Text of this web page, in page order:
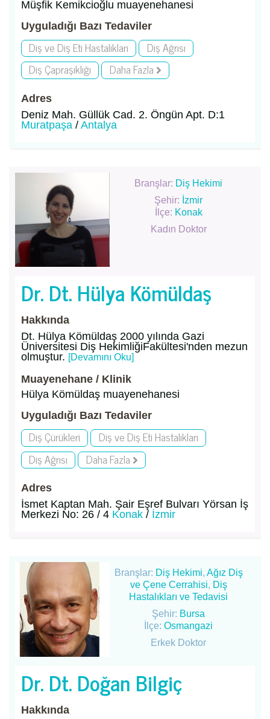
Müşfik Kemikcioğlu muayenehanesi
Uyguladığı Bazı Tedaviler
Diş ve Diş Eti Hastalıkları
Diş Ağrısı
Diş Çapraşıklığı
Daha Fazla
Adres
Deniz Mah. Güllük Cad. 2. Öngün Apt. D:1
Muratpaşa / Antalya
Branşlar: Diş Hekimi
Şehir: İzmir
İlçe: Konak
Kadın Doktor
Dr. Dt. Hülya Kömüldaş
Hakkında
Dt. Hülya Kömüldaş 2000 yılında Gazi
Üniversitesi Diş HekimliğiFakültesi'nden mezun
olmuştur. [Devamını Oku]
Muayenehane / Klinik
Hülya Kömüldaş muayenehanesi
Uyguladığı Bazı Tedaviler
Diş Çürükleri
Diş ve Diş Eti Hastalıkları
Diş Ağrısı
Daha Fazla
Adres
İsmet Kaptan Mah. Şair Eşref Bulvarı Yörsan İş
Merkezi No: 26 / 4 Konak / İzmir
Branşlar: Diş Hekimi, Ağız Diş
ve Çene Cerrahisi, Diş
Hastalıkları ve Tedavisi
Şehir: Bursa
İlçe:Osmangazi
Erkek Doktor
Dr. Dt. Doğan Bilgiç
Hakkında